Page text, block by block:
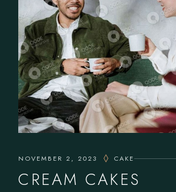
NOVEMBER 2, 2023 CAKE
CREAM CAKES